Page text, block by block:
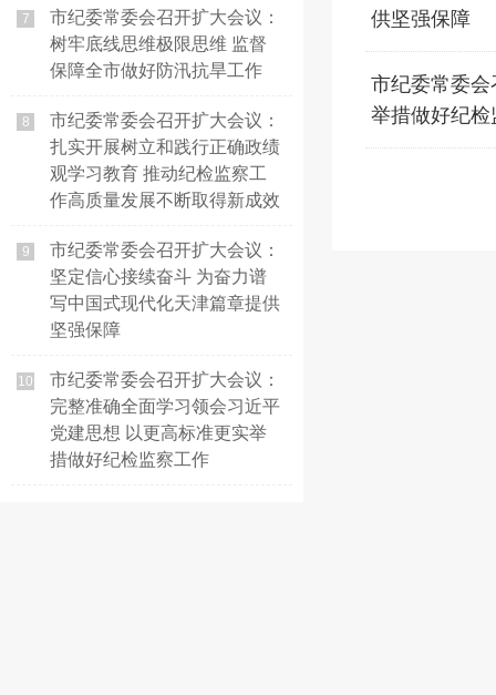
7
市纪委常委会召开扩大会议：
树牢底线思维极限思维 监督
保障全市做好防汛抗旱工作
8
市纪委常委会召开扩大会议：
扎实开展树立和践行正确政绩
观学习教育 推动纪检监察工
作高质量发展不断取得新成效
9
市纪委常委会召开扩大会议：
坚定信心接续奋斗 为奋力谱
写中国式现代化天津篇章提供
坚强保障
10
市纪委常委会召开扩大会议：
完整准确全面学习领会习近平
党建思想 以更高标准更实举
措做好纪检监察工作
供坚强保障
市纪委常委
举措做好纪检